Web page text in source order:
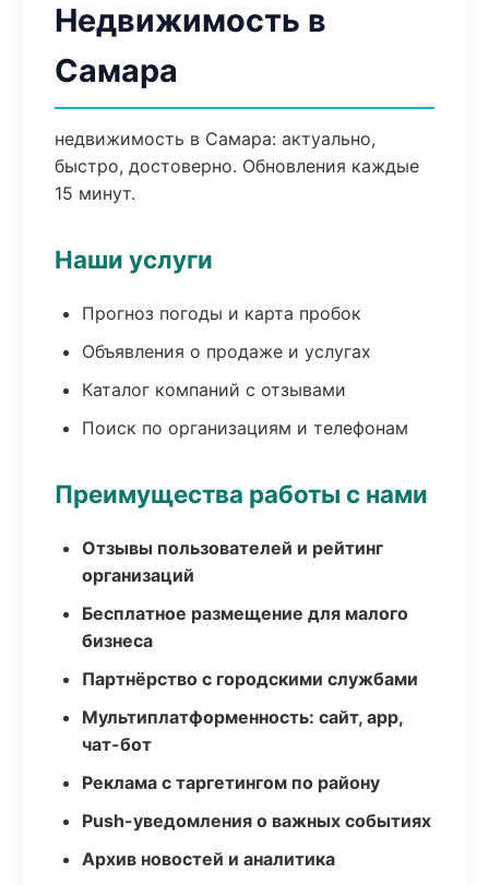
Недвижимость в
Самара
недвижимость в Самара: актуально,
быстро, достоверно. Обновления каждые
15 минут.
Наши услуги
Прогноз погоды и карта пробок
Объявления о продаже и услугах
Каталог компаний с отзывами
Поиск по организациям и телефонам
Преимущества работы с нами
Отзывы пользователей и рейтинг
организаций
Бесплатное размещение для малого
бизнеса
Партнёрство с городскими службами
Мультиплатформенность: сайт, app,
чат-бот
Реклама с таргетингом по району
Push-уведомления о важных событиях
Архив новостей и аналитика